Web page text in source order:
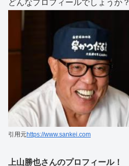
どんなプロフィールでしょうか？
引用元https://www.sankei.com
上山勝也さんのプロフィール！